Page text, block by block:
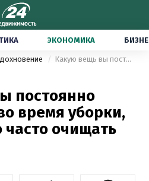
ЭКОНОМИКА
Какую вещь вы постоянно пропускаете во время уборки, хотя ее нужно часто очищать
постоянно
время уборки,
часто очищать